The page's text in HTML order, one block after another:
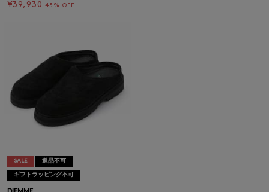
¥39,930 45% OFF
SALE 返品不可
ギフトラッピング不可